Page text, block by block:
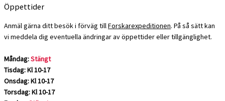
Öppettider
Anmäl gärna ditt besök i förväg tillForskarexpeditionen. På så sätt kan
vi meddela dig eventuella ändringar av öppettider eller tillgänglighet.
Måndag:Stängt
Tisdag: Kl 10-17
Onsdag: Kl 10-17
Torsdag: Kl 10-17